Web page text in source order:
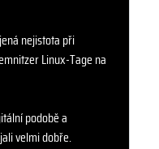
nejistota při
Linux-Tage na
podobě a
velmi dobře.